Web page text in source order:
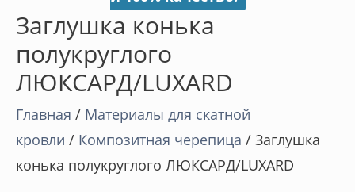
Заглушка конька
полукруглого
ЛЮКСАРД/LUXARD
Главная / Материалы для скатной
кровли / Композитная черепица / Заглушка
конька полукруглого ЛЮКСАРД/LUXARD